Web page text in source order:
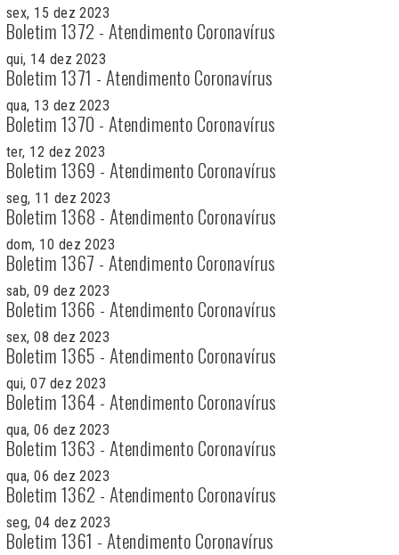
sex, 15 dez 2023
Boletim 1372 - Atendimento Coronavírus
qui, 14 dez 2023
Boletim 1371 - Atendimento Coronavírus
qua, 13 dez 2023
Boletim 1370 - Atendimento Coronavírus
ter, 12 dez 2023
Boletim 1369 - Atendimento Coronavírus
seg, 11 dez 2023
Boletim 1368 - Atendimento Coronavírus
dom, 10 dez 2023
Boletim 1367 - Atendimento Coronavírus
sab, 09 dez 2023
Boletim 1366 - Atendimento Coronavírus
sex, 08 dez 2023
Boletim 1365 - Atendimento Coronavírus
qui, 07 dez 2023
Boletim 1364 - Atendimento Coronavírus
qua, 06 dez 2023
Boletim 1363 - Atendimento Coronavírus
qua, 06 dez 2023
Boletim 1362 - Atendimento Coronavírus
seg, 04 dez 2023
Boletim 1361 - Atendimento Coronavírus